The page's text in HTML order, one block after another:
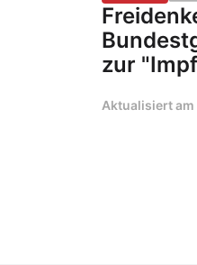
zur
Aktualisiert am